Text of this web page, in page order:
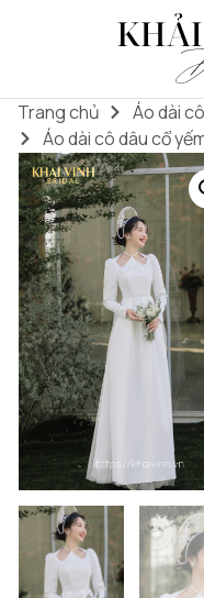
Trang chủ
Áo dài
Áo dài cô dâu cổ